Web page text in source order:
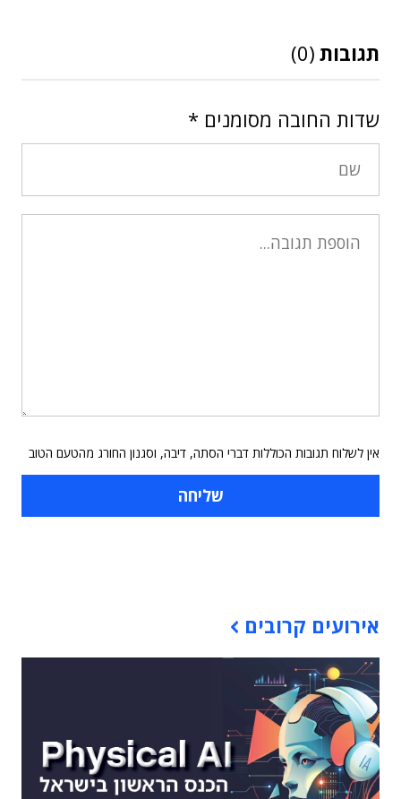
תגובות (0)
שדות החובה מסומנים *
אין לשלוח תגובות הכוללות דברי הסתה, דיבה, וסגנון החורג מהטעם הטוב
אירועים קרובים